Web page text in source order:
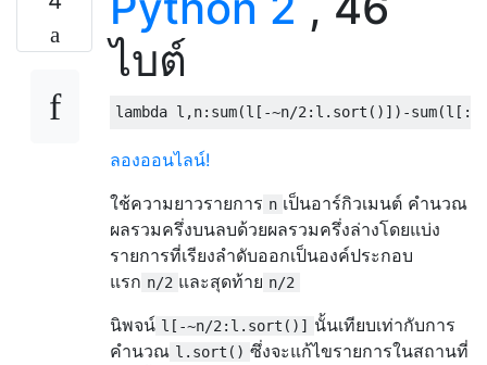
ไบต์
lambda l ,n: sum(l [-~n/2 : l . sort ()])-sum(l [:
ลองออนไลน์!
ใช้ความยาวรายการ n เป็นอาร์กิวเมนต์ คำนวณ
ผลรวมครึ่งบนลบด้วยผลรวมครึ่งล่างโดยแบ่ง
รายการที่เรียงลำดับออกเป็นองค์ประกอบ
แรก n/2 และสุดท้าย n/2
นิพจน์ l[-~n/2:l.sort()]
นั้นเทียบเท่ากับการ
คำนวณ l.sort() ซึ่งจะแก้ไขรายการในสถานที่